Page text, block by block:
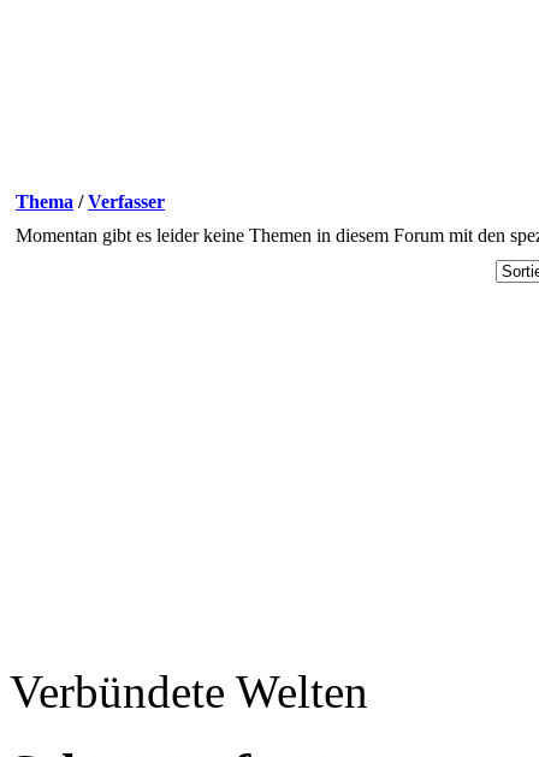
Thema /Verfasser
Momentan gibt es leider keine Themen in diesem Forum mit den
Verbündete Welten